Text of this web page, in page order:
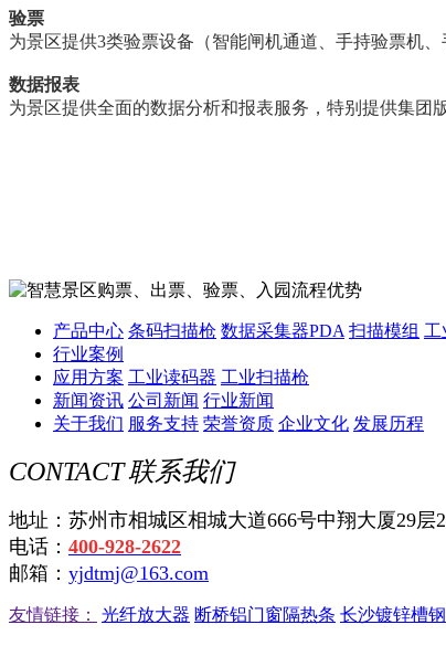
验票
为景区提供3类验票设备（智能闸机通道、手持验票机
数据报表
为景区提供全面的数据分析和报表服务，特别提供集团
产品中心 条码扫描枪 数据采集器PDA 扫描模组 工
行业案例
应用方案 工业读码器 工业扫描枪
新闻资讯 公司新闻 行业新闻
关于我们 服务支持 荣誉资质 企业文化 发展历程
CONTACT联系我们
地址：苏州市相城区相城大道666号中翔大厦29层
电话： 400-928-2622
邮箱： yjdtmj@163.com
友情链接： 光纤放大器 断桥铝门窗隔热条 长沙镀锌槽钢